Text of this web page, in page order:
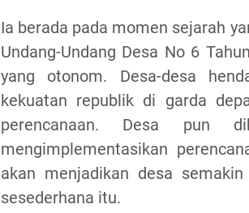
Ia berada pada momen sejarah
Undang-Undang Desa No 6
yang otonom. Desa-desa
kekuatan republik di garda
perencanaan. Desa pun
mengimplementasikan
akan menjadikan desa
sesederhana itu.